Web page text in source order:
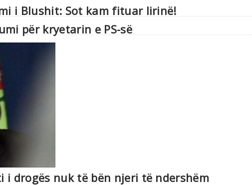
i Blushit: Sot kam fituar lirinë!
për kryetarin e PS-së
i drogës nuk të bën njeri të ndershëm